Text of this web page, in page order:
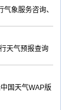
象服务咨询、
天气预报查询
国天气WAP版